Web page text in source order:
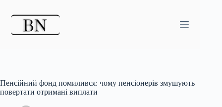
Пенсійний фонд помилився: чому пенсіонерів змушують
повертати отримані виплати